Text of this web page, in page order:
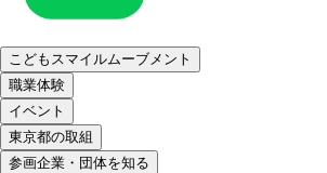
こどもスマイルムーブメント
職業体験
イベント
東京都の取組
参画企業・団体を知る